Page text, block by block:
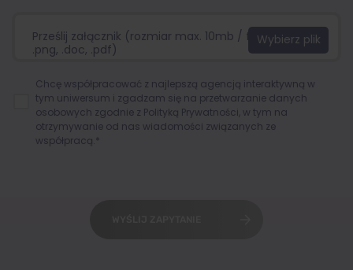
Prześlij załącznik (rozmiar max. 10mb / format:.jpg,
.png, .doc, .pdf)
Chcę współpracować z najlepszą agencją interaktywną w
tym uniwersum i zgadzam się na przetwarzanie danych
osobowych zgodnie z Polityką Prywatności , w tym na
otrzymywanie od nas wiadomości związanych ze
współpracą.*